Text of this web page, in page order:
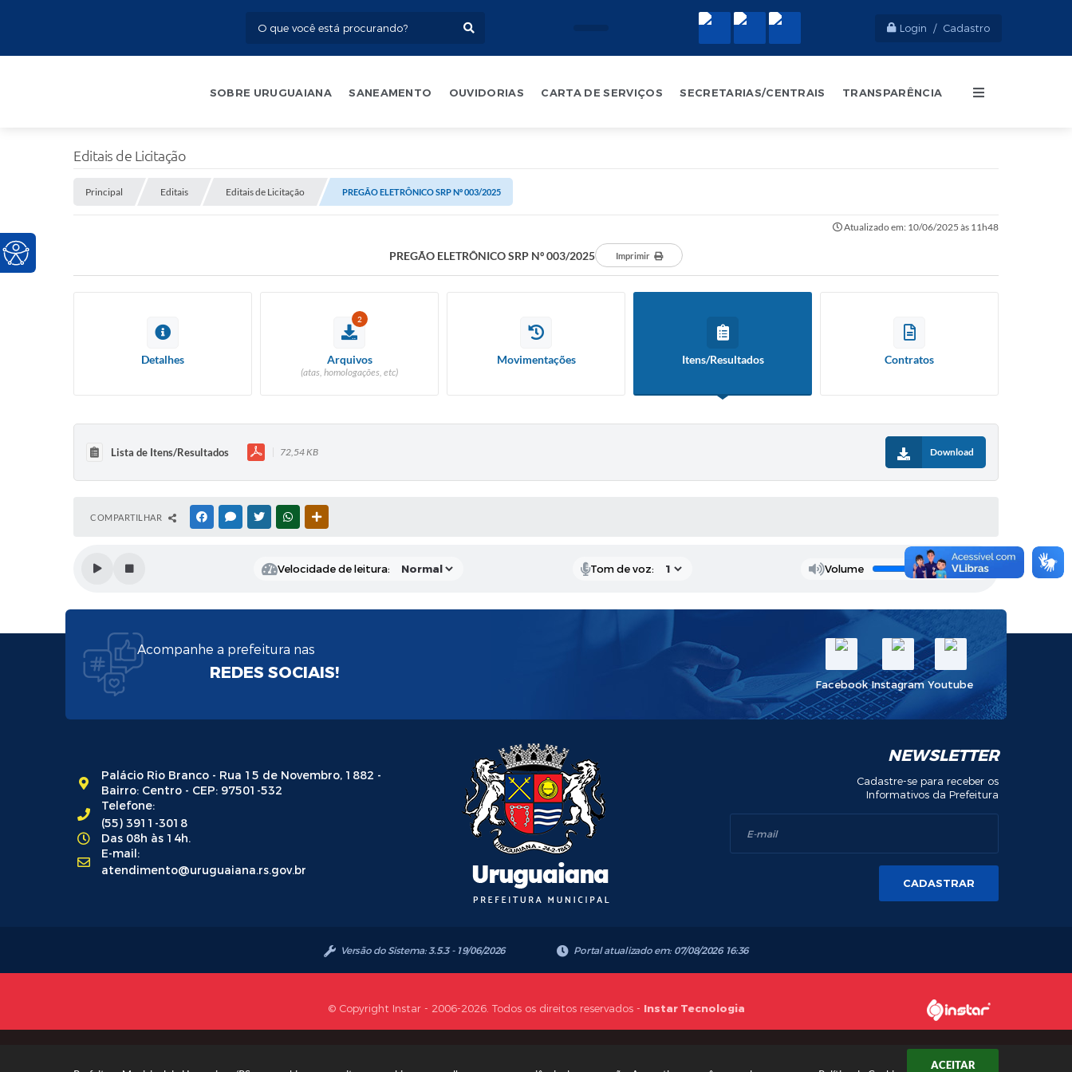
ACEITAR
Login / Cadastro
SOBRE URUGUAIANA SANEAMENTO OUVIDORIAS CARTA DE SERVIÇOS SECRETARIAS/CENTRAIS TRANSPARÊNCIA
Editais de Licitação
Principal Editais Editais de Licitação PREGÃO ELETRÔNICO SRP Nº 003/2025
Atualizado em: 10/06/2025 às 11h48
PREGÃO ELETRÔNICO SRP Nº 003/2025 Imprimir
Detalhes
2
Arquivos
(atas, homologações, etc)
Movimentações Itens/Resultados Contratos
Lista de Itens/Resultados 72,54 KB Download
COMPARTILHAR FACEBOOKMESSENGER
TWITTERWHATSAPP
Velocidade de leitura: Tom de voz: Volume
Acompanhe a prefeitura nas
REDES SOCIAIS!
Facebook Instagram Youtube
Palácio Rio Branco - Rua 15 de Novembro, 1882 -
Bairro: Centro - CEP: 97501-532
Telefone:
(55) 3911-3018
Das 08h às 14h.
E-mail:
atendimento@uruguaiana.rs.gov.br
NEWSLETTER
Cadastre-se para receber os
Informativos da Prefeitura
CADASTRAR
Versão do Sistema:3.5.3 - 19/06/2026 Portal atualizado em: 07/08/2026 16:36
© Copyright Instar - 2006-2026. Todos os direitos reservados - Instar Tecnologia